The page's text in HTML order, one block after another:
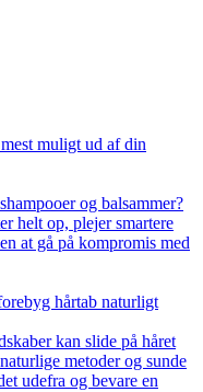
muligt ud af din
og balsammer?
helt op, plejer smartere
at gå på kompromis med
hårtab naturligt
kan slide på håret
metoder og sunde
udefra og bevare en